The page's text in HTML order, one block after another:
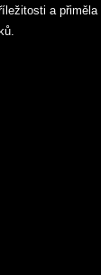
a